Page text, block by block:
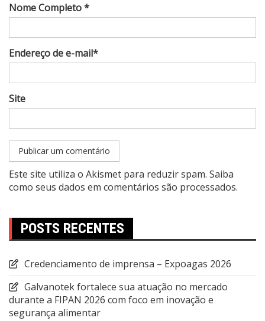
Nome Completo *
Endereço de e-mail*
Site
Este site utiliza o Akismet para reduzir spam. Saiba
como seus dados em comentários são processados.
POSTS RECENTES
Credenciamento de imprensa – Expoagas 2026
Galvanotek fortalece sua atuação no mercado
durante a FIPAN 2026 com foco em inovação e
segurança alimentar